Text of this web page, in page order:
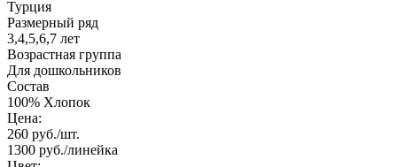
Турция
Размерный ряд
3,4,5,6,7 лет
Возрастная группа
Для дошкольников
Состав
100% Хлопок
Цена:
260 руб./шт.
1300 руб./линейка